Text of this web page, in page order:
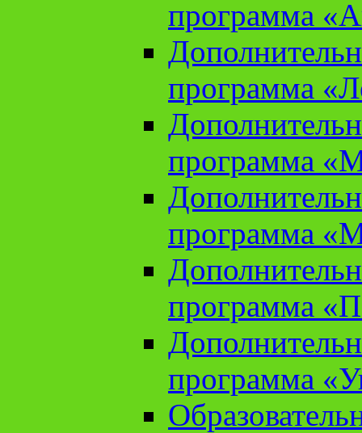
программа
программа
программа
программа
программа
программа